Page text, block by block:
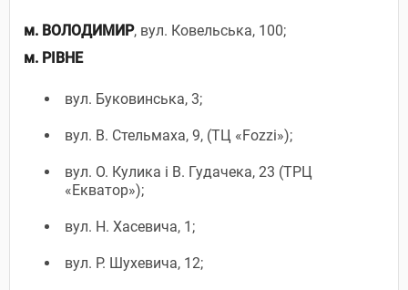
м. ВОЛОДИМИР, вул. Ковельська, 100;
м. РІВНЕ
вул. Буковинська, 3;
вул. В. Стельмаха, 9, (ТЦ «Fozzi»);
вул. О. Кулика і В. Гудачека, 23 (ТРЦ
«Екватор»);
вул. Н. Хасевича, 1;
вул. Р. Шухевича, 12;